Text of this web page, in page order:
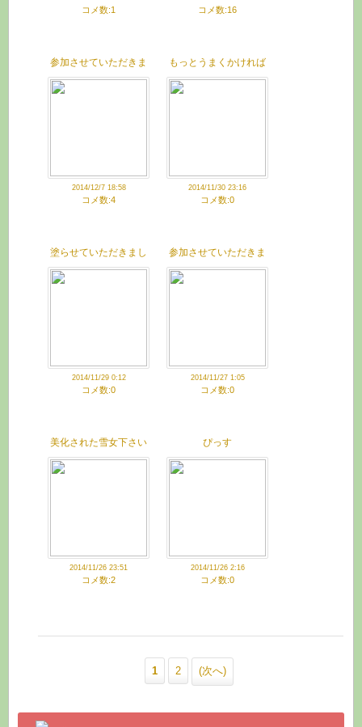
コメ数:1 コメ数:16
参加させていただきま
2014/12/7 18:58
コメ数:4
もっとうまくかければ
使えるんだけどなー…
2014/11/30 23:16
コメ数:0
塗らせていただきまし
2014/11/29 0:12
コメ数:0
参加させていただきま
2014/11/27 1:05
コメ数:0
美化された雪女下さい
2014/11/26 23:51
コメ数:2
ぴっす
2014/11/26 2:16
コメ数:0
1 2 (次へ)